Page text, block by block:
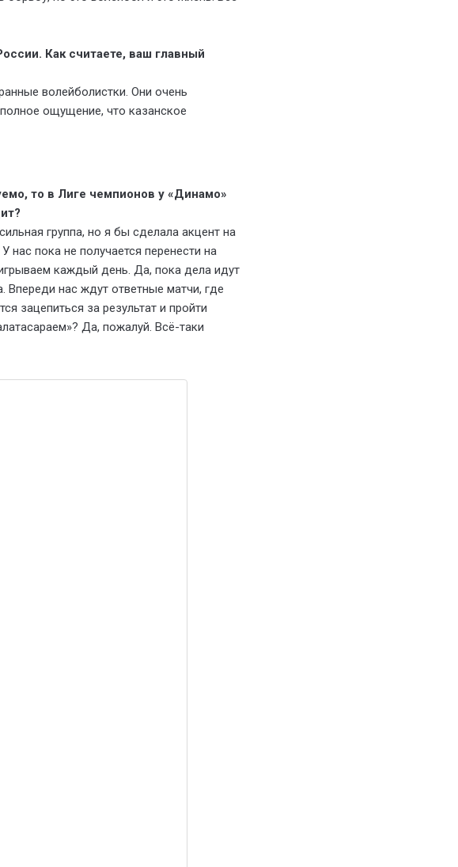
Как считаете, ваш главный
волейболистки. Они очень
ощущение, что казанское
то в Лиге чемпионов у «Динамо»
группа, но я бы сделала акцент на
пока не получается перенести на
каждый день. Да, пока дела идут
Впереди нас ждут ответные матчи, где
зацепиться за результат и пройти
Да, пожалуй. Всё-таки